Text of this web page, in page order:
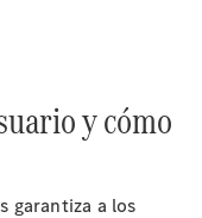
y cómo
garantiza a los